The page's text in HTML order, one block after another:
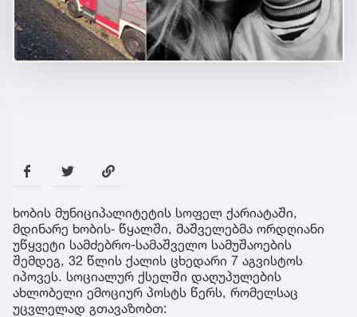
ხობის მუნიციპალიტეტის სოფელ ქარიატაში,
მდინარე ხობის‐ წყალში, მაშველებმა ორდღიანი
უწყვეტი სამძებრო-სამაშველო სამუშაოების
შემდეგ, 32 წლის ქალის ცხედარი 7 აგვისტოს
იპოვეს. სოციალურ ქსელში დაღუპულების
ახლობელი ემოციურ პოსტს წერს, რომელსაც
უცვლელად გთავაზობთ: